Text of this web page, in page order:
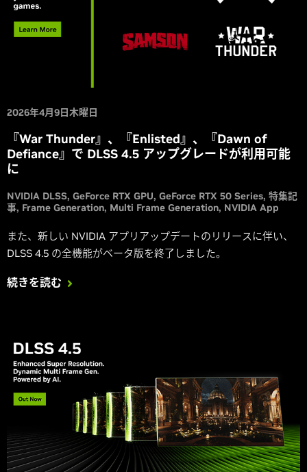
2026年4月9日木曜日
『War Thunder』、『Enlisted』、『Dawn of
Defiance』で DLSS 4.5 アップグレードが利用可能
に
NVIDIA DLSS GeForce RTX GPU GeForce RTX 50 Series 特集記
事 Frame Generation Multi Frame Generation NVIDIA App
また、新しい NVIDIA アプリアップデートのリリースに伴い、
DLSS 4.5 の全機能がベータ版を終了しました。
続きを読む